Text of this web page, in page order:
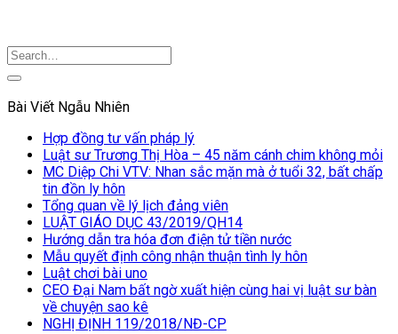
Bài Viết Ngẫu Nhiên
Hợp đồng tư vấn pháp lý
Luật sư Trương Thị Hòa – 45 năm cánh chim không mỏi
MC Diệp Chi VTV: Nhan sắc mặn mà ở tuổi 32, bất chấp
tin đồn ly hôn
Tổng quan về lý lịch đảng viên
LUẬT GIÁO DỤC 43/2019/QH14
Hướng dẫn tra hóa đơn điện tử tiền nước
Mẫu quyết định công nhận thuận tình ly hôn
Luật chơi bài uno
CEO Đại Nam bất ngờ xuất hiện cùng hai vị luật sư bàn
về chuyện sao kê
NGHỊ ĐỊNH 119/2018/NĐ-CP